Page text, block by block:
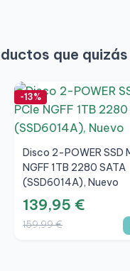
que
-13%
Disco 2-POWER SSD
NGFF 1TB 2280 SATA
(SSD6014A), Nuevo
139,95 €
159,99 €